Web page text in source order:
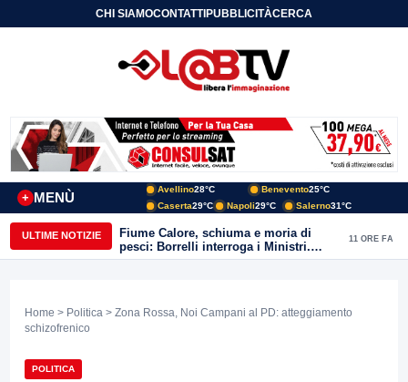
CHI SIAMOCONTATTIPUBBLICITÀCERCA
MENÙ
+
Avellino28°C Benevento25°C
Caserta29°C Napoli29°C Salerno31°C
ULTIME NOTIZIE
Fiume Calore, schiuma e moria di
pesci: Borrelli interroga i Ministri.
“Benevento paga l’assenza del
11 ORE FA
Home > Politica > Zona Rossa, Noi Campani al PD: atteggiamento
schizofrenico
POLITICA